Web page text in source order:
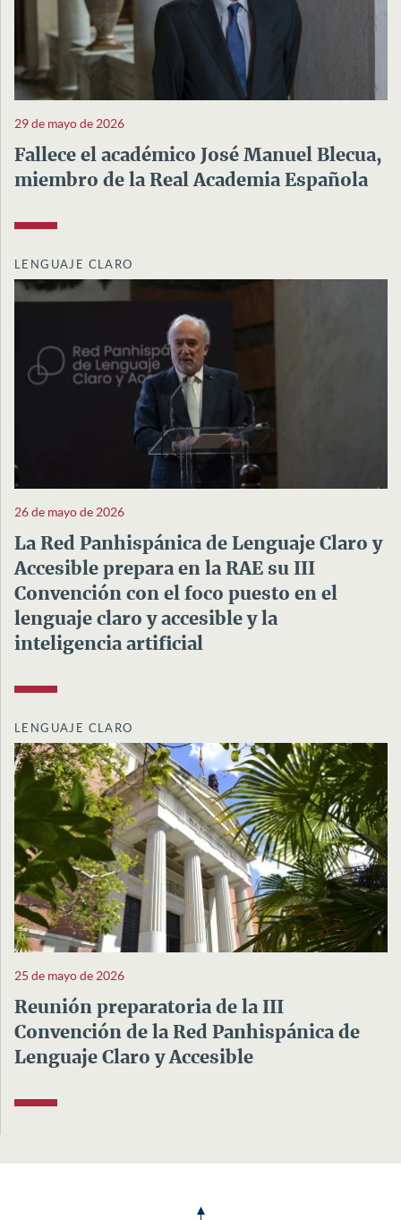
29 de mayo de 2026
Fallece el académico José Manuel Blecua,
miembro de la Real Academia Española
LENGUAJE CLARO
26 de mayo de 2026
La Red Panhispánica de Lenguaje Claro y
Accesible prepara en la RAE su III
Convención con el foco puesto en el
lenguaje claro y accesible y la
inteligencia artificial
LENGUAJE CLARO
25 de mayo de 2026
Reunión preparatoria de la III
Convención de la Red Panhispánica de
Lenguaje Claro y Accesible